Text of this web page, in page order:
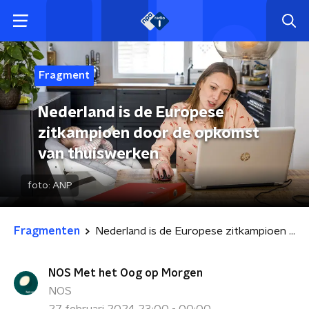
Fragment
Nederland is de Europese
zitkampioen door de opkomst
van thuiswerken
foto: ANP
Fragmenten Nederland is de Europese zitkampioen door de opkomst van thuiswerken
NOS Met het Oog op Morgen
NOS